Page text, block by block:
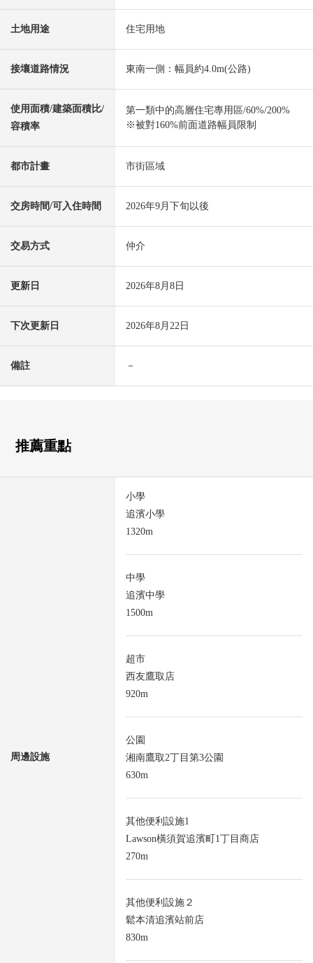
土地用途 住宅用地
接壤道路情況 東南一側：幅員約4.0m(公路)
使用面積/建築面積比/
容積率
第一類中的高層住宅專用區/60%/200%
※被對160%前面道路幅員限制
都市計畫 市街區域
交房時間/可入住時間 2026年9月下旬以後
交易方式 仲介
更新日 2026年8月8日
下次更新日 2026年8月22日
備註 －
推薦重點
周邊設施
小學
追濱小學
1320m
中學
追濱中學
1500m
超市
西友鷹取店
920m
公園
湘南鷹取2丁目第3公園
630m
其他便利設施1
Lawson橫須賀追濱町1丁目商店
270m
其他便利設施２
鬆本清追濱站前店
830m